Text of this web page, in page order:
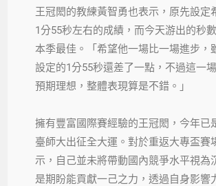
王冠閎的教練黃智勇也表示，原先設定
1分55秒左右的成績，而今天游出的秒
本季最佳。「希望他一場比一場進步，
設定的1分55秒還差了一點，不過這一
預期理想，整體表現算是不錯。」
擁有豐富國際賽經驗的王冠閎，今年已
臺師大出征全大運。對於重返大專盃賽
示，自己並未將帶動國內競爭水平視為
是期盼能貢獻一己之力，透過自身影響